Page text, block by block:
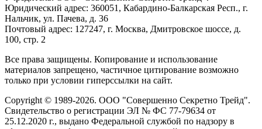
Юридический адрес: 360051, Кабардино-Балкарская Респ., г.
Нальчик, ул. Пачева, д. 36
Почтовый адрес: 127247, г. Москва, Дмитровское шоссе, д.
100, стр. 2
Все права защищены. Копирование и использование
материалов запрещено, частичное цитирование возможно
только при условии гиперссылки на сайт.
Copyright © 1989-2026. ООО "Совершенно Секретно Трейд".
Свидетельство о регистрации ЭЛ № ФС 77-79634 от
25.12.2020 г., выдано Федеральной службой по надзору в